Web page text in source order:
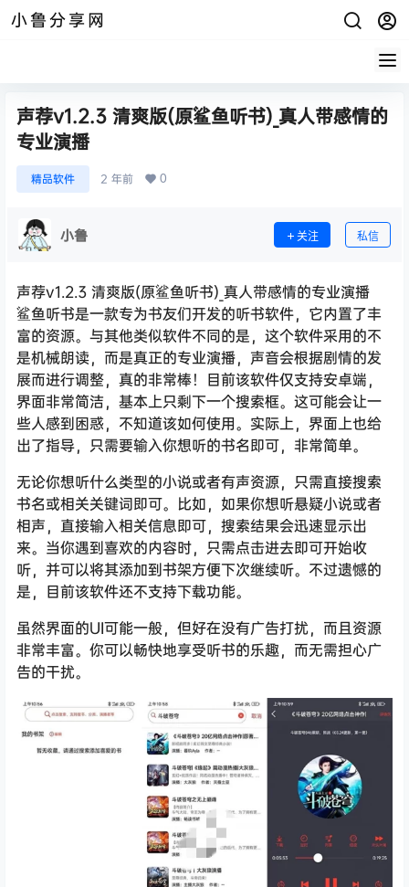
小鲁分享网
声荐v1.2.3 清爽版(原鲨鱼听书)_真人带感情的
专业演播
精品软件 2 年前 0
小鲁 关注 私信
声荐v1.2.3 清爽版(原鲨鱼听书)_真人带感情的专业演播
鲨鱼听书是一款专为书友们开发的听书软件，它内置了丰
富的资源。与其他类似软件不同的是，这个软件采用的不
是机械朗读，而是真正的专业演播，声音会根据剧情的发
展而进行调整，真的非常棒！目前该软件仅支持安卓端，
界面非常简洁，基本上只剩下一个搜索框。这可能会让一
些人感到困惑，不知道该如何使用。实际上，界面上也给
出了指导，只需要输入你想听的书名即可，非常简单。
无论你想听什么类型的小说或者有声资源，只需直接搜索
书名或相关关键词即可。比如，如果你想听悬疑小说或者
相声，直接输入相关信息即可，搜索结果会迅速显示出
来。当你遇到喜欢的内容时，只需点击进去即可开始收
听，并可以将其添加到书架方便下次继续听。不过遗憾的
是，目前该软件还不支持下载功能。
虽然界面的UI可能一般，但好在没有广告打扰，而且资源
非常丰富。你可以畅快地享受听书的乐趣，而无需担心广
告的干扰。